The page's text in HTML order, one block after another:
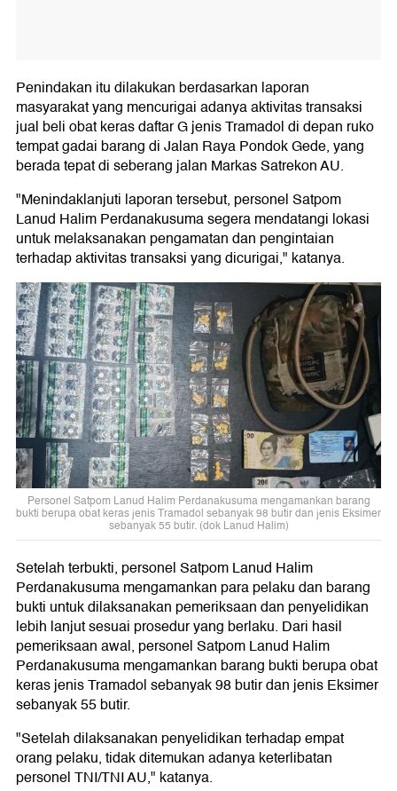
Penindakan itu dilakukan berdasarkan laporan
masyarakat yang mencurigai adanya aktivitas transaksi
jual beli obat keras daftar G jenis Tramadol di depan ruko
tempat gadai barang di Jalan Raya Pondok Gede, yang
berada tepat di seberang jalan Markas Satrekon AU.
"Menindaklanjuti laporan tersebut, personel Satpom
Lanud Halim Perdanakusuma segera mendatangi lokasi
untuk melaksanakan pengamatan dan pengintaian
terhadap aktivitas transaksi yang dicurigai," katanya.
Personel Satpom Lanud Halim Perdanakusuma mengamankan barang
bukti berupa obat keras jenis Tramadol sebanyak 98 butir dan jenis Eksimer
sebanyak 55 butir. (dok Lanud Halim)
Setelah terbukti, personel Satpom Lanud Halim
Perdanakusuma mengamankan para pelaku dan barang
bukti untuk dilaksanakan pemeriksaan dan penyelidikan
lebih lanjut sesuai prosedur yang berlaku. Dari hasil
pemeriksaan awal, personel Satpom Lanud Halim
Perdanakusuma mengamankan barang bukti berupa obat
keras jenis Tramadol sebanyak 98 butir dan jenis Eksimer
sebanyak 55 butir.
"Setelah dilaksanakan penyelidikan terhadap empat
orang pelaku, tidak ditemukan adanya keterlibatan
personel TNI/TNI AU," katanya.